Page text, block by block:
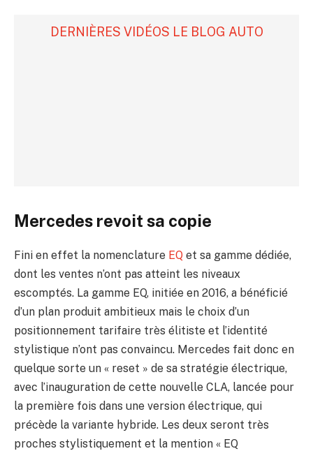
DERNIÈRES VIDÉOS LE BLOG AUTO
Mercedes revoit sa copie
Fini en effet la nomenclature EQ et sa gamme dédiée,
dont les ventes n’ont pas atteint les niveaux
escomptés. La gamme EQ, initiée en 2016, a bénéficié
d’un plan produit ambitieux mais le choix d’un
positionnement tarifaire très élitiste et l’identité
stylistique n’ont pas convaincu. Mercedes fait donc en
quelque sorte un « reset » de sa stratégie électrique,
avec l’inauguration de cette nouvelle CLA, lancée pour
la première fois dans une version électrique, qui
précède la variante hybride. Les deux seront très
proches stylistiquement et la mention « EQ